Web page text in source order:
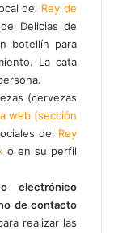
del Rey de
Delicias de
botellín para
La cata
(cervezas
web (sección
del Rey
o en su perfil
electrónico
de contacto
realizar las